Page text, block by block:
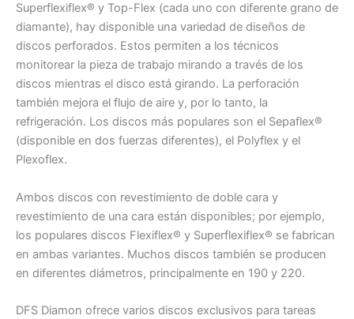
Superflexiflex® y Top-Flex (cada uno con diferente grano de
diamante), hay disponible una variedad de diseños de
discos perforados. Estos permiten a los técnicos
monitorear la pieza de trabajo mirando a través de los
discos mientras el disco está girando. La perforación
también mejora el flujo de aire y, por lo tanto, la
refrigeración. Los discos más populares son el Sepaflex®
(disponible en dos fuerzas diferentes), el Polyflex y el
Plexoflex.
Ambos discos con revestimiento de doble cara y
revestimiento de una cara están disponibles; por ejemplo,
los populares discos Flexiflex® y Superflexiflex® se fabrican
en ambas variantes. Muchos discos también se producen
en diferentes diámetros, principalmente en 190 y 220.
DFS Diamon ofrece varios discos exclusivos para tareas